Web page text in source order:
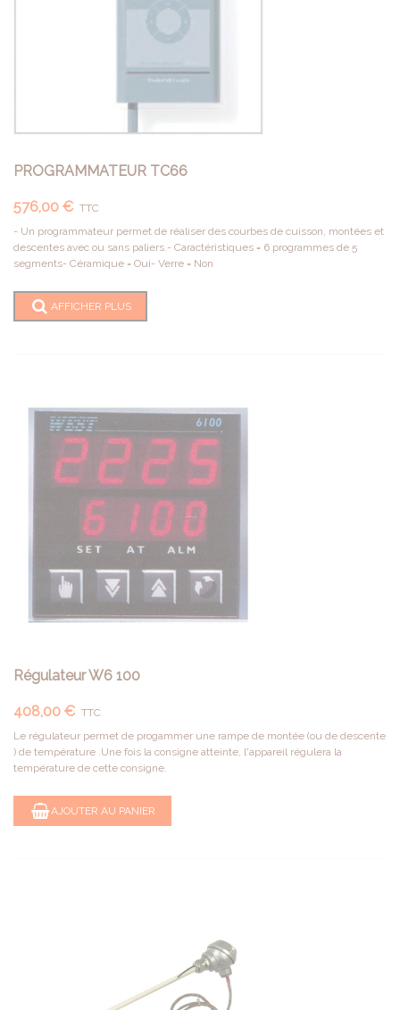
PROGRAMMATEUR TC66
576,00 € TTC
- Un programmateur permet de réaliser des courbes de cuisson, montées et
descentes avec ou sans paliers.- Caractéristiques = 6 programmes de 5
segments- Céramique = Oui- Verre = Non
AFFICHER PLUS
Régulateur W6 100
408,00 € TTC
Le régulateur permet de progammer une rampe de montée (ou de descente
) de température .Une fois la consigne atteinte, l'appareil régulera la
température de cette consigne.
AJOUTER AU PANIER